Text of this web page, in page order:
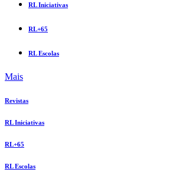
RL Iniciativas
RL+65
RL Escolas
Mais
Revistas
RL Iniciativas
RL+65
RL Escolas